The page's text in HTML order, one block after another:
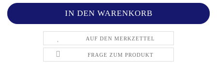
AUF DEN MERKZETTEL
FRAGE ZUM PRODUKT